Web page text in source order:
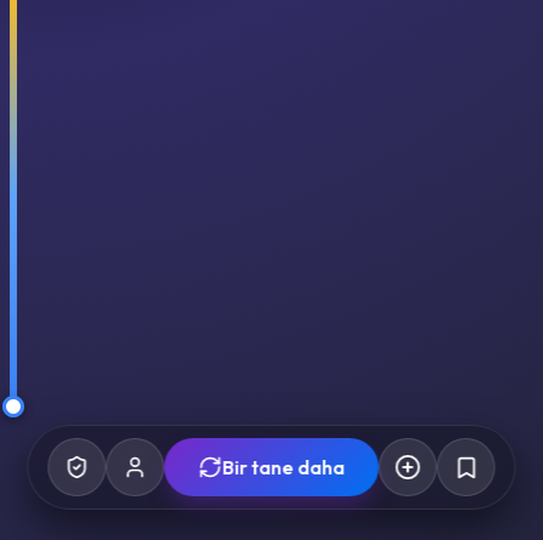
Bir tane daha